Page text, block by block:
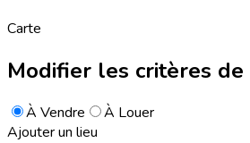
Carte
Modifier les critères de
À Vendre
À Louer
Ajouter un lieu